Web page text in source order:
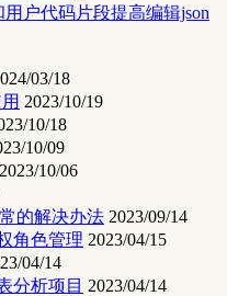
用户代码片段提高编辑json
03/18
2023/10/19
10/18
10/09
2023/10/06
的解决办法 2023/09/14
角色管理 2023/04/15
04/14
分析项目 2023/04/14